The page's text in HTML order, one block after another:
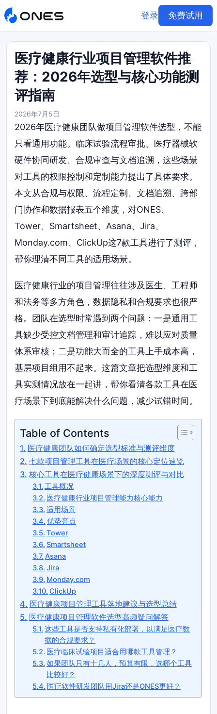
登录 免费试用
医疗健康行业项目管理软件推
荐：2026年选型与核心功能测
评指南
2026年7月5日
2026年医疗健康团队做项目管理软件选型，不能
只看通用功能。临床试验流程审批、医疗器械软
硬件协同研发、合规审查与文档追溯，这些场景
对工具的权限控制和定制能力提出了具体要求。
本文从合规与权限、流程定制、文档追溯、跨部
门协作和数据报表五个维度，对ONES、
Tower、Smartsheet、Asana、Jira、
Monday.com、ClickUp这7款工具进行了测评，
帮你理清不同工具的适用场景。
医疗健康行业的项目管理往往涉及医生、工程师
和法务等多方角色，数据隐私和合规要求也很严
格。团队在选型时常遇到两个问题：一是通用工
具缺少受控文档管理和审计追踪，难以应对质量
体系审核；二是功能大而全的工具上手成本高，
基层项目组用不起来。这篇文章把选型维度和工
具实测情况放在一起讲，帮你看清各款工具在医
疗场景下到底能解决什么问题，减少试错时间。
Table of Contents
医疗健康团队如何确定选型标准与测评维度
七款项目管理工具在医疗场景的核心定位速览
核心工具在医疗健康场景下的深度测评与对比
工具概况
医疗健康行业项目管理能力核心能力
适用场景
优势亮点
Tower
Smartsheet
Asana
Jira
Monday.com
ClickUp
医疗健康项目管理工具落地建议与选型总结
医疗健康项目管理软件选型高频疑问解答
这些工具是否支持私有化部署，以满足医疗数
据的合规要求？
医疗临床试验项目适合用哪款工具管理？
如果团队只有十几人，预算有限，选哪个工具
比较好？
医疗软件研发团队用Jira还是ONES更好？